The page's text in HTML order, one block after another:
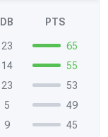
DB PTS
23
65
14
55
23
53
5
49
9
45